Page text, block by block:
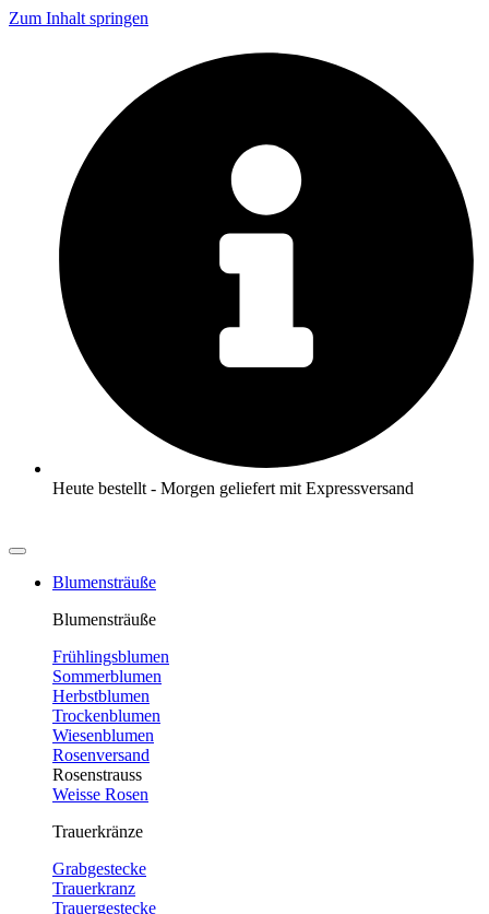
Zum Inhalt springen
Heute bestellt - Morgen geliefert mit Expressversand
Blumensträuße
Blumensträuße
Frühlingsblumen
Sommerblumen
Herbstblumen
Trockenblumen
Wiesenblumen
Rosenversand
Rosenstrauss
Weisse Rosen
Trauerkränze
Grabgestecke
Trauerkranz
Trauergestecke